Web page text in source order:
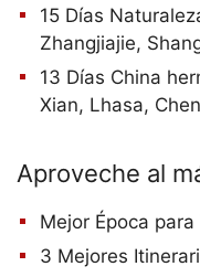
15 Días
Zhangjiajie,
13 Días China
Xian, Lhasa,
Aproveche al
Mejor Época
3 Mejores